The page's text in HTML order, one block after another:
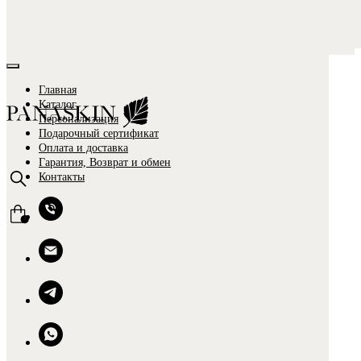
Главная
Каталог
Персонализация
Подарочный сертификат
Оплата и доставка
Гарантия, Возврат и обмен
Контакты